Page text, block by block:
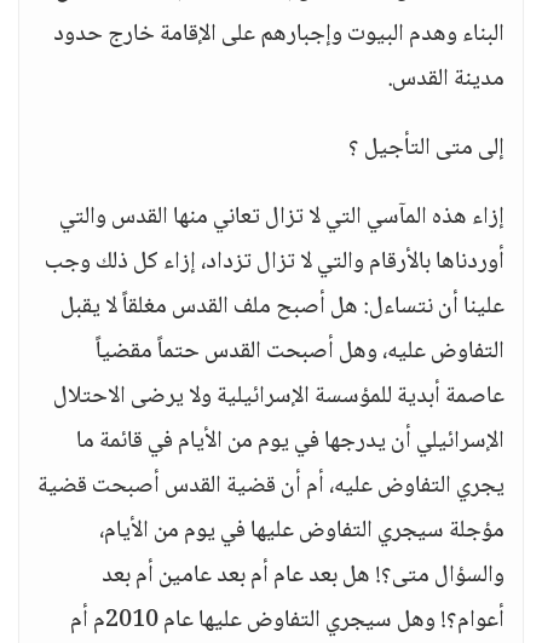
البناء وهدم البيوت وإجبارهم على الإقامة خارج حدود
مدينة القدس.
إلى متى التأجيل ؟
إزاء هذه المآسي التي لا تزال تعاني منها القدس والتي
أوردناها بالأرقام والتي لا تزال تزداد، إزاء كل ذلك وجب
علينا أن نتساءل: هل أصبح ملف القدس مغلقاً لا يقبل
التفاوض عليه، وهل أصبحت القدس حتماً مقضياً
عاصمة أبدية للمؤسسة الإسرائيلية ولا يرضى الاحتلال
الإسرائيلي أن يدرجها في يوم من الأيام في قائمة ما
يجري التفاوض عليه، أم أن قضية القدس أصبحت قضية
مؤجلة سيجري التفاوض عليها في يوم من الأيام،
والسؤال متى؟! هل بعد عام أم بعد عامين أم بعد
أعوام؟! وهل سيجري التفاوض عليها عام 2010م أم